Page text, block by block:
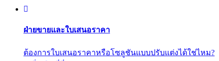
ฝ่ายขายและใบเสนอราคา
ต้องการใบเสนอราคาหรือโซลูชันแบบปรับแต่งได้ใช่ไหม?